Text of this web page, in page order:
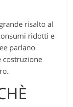
risalto al
ridotti e
parlano
costruzione